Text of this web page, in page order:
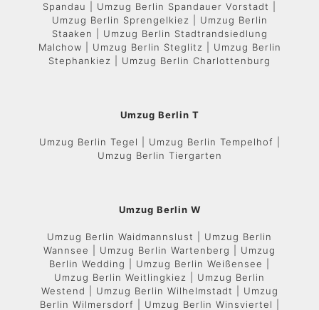
Spandau | Umzug Berlin Spandauer Vorstadt |
Umzug Berlin Sprengelkiez | Umzug Berlin
Staaken | Umzug Berlin Stadtrandsiedlung
Malchow | Umzug Berlin Steglitz | Umzug Berlin
Stephankiez | Umzug Berlin Charlottenburg
Umzug Berlin T
Umzug Berlin Tegel | Umzug Berlin Tempelhof |
Umzug Berlin Tiergarten
Umzug Berlin W
Umzug Berlin Waidmannslust | Umzug Berlin
Wannsee | Umzug Berlin Wartenberg | Umzug
Berlin Wedding | Umzug Berlin Weißensee |
Umzug Berlin Weitlingkiez | Umzug Berlin
Westend | Umzug Berlin Wilhelmstadt | Umzug
Berlin Wilmersdorf | Umzug Berlin Winsviertel |